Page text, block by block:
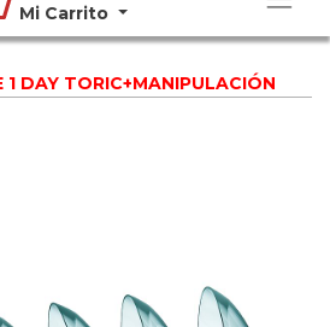
Mi Carrito
1 DAY TORIC+MANIPULACIÓN